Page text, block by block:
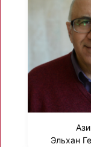
Эльхан